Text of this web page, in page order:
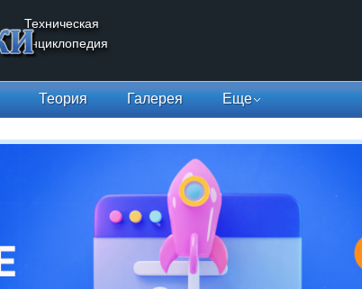
Техническая
энциклопедия
Теория Галерея Еще